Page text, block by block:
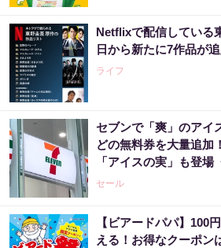
Netflixで配信している
日から新たに7作品が
ライフ
セブンで「爽」のアイ
どの無料券を大量追加
「アイスの実」も登場
セール
【ビアードパパ】100
える！お得なクーポン